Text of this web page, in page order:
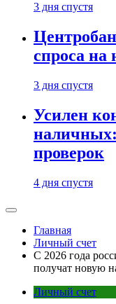
3 дня спустя
спроса на
3 дня спустя
Усилен
наличных:
проверок
4 дня спустя
Главная
Личный счет
С 2026 года
получат новую
Личный счет